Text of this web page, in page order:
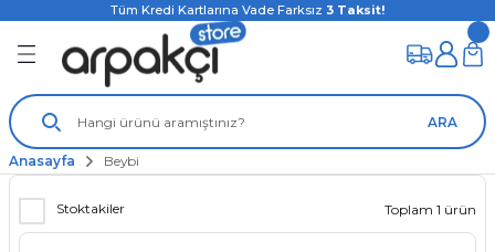
Tüm Kredi Kartlarına Vade Farksız 3 Taksit!
ARA
Anasayfa Beybi
Stoktakiler Toplam 1 ürün